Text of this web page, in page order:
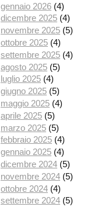
gennaio 2026 (4)
dicembre 2025 (4)
novembre 2025 (5)
ottobre 2025 (4)
settembre 2025 (4)
agosto 2025 (5)
luglio 2025 (4)
giugno 2025 (5)
maggio 2025 (4)
aprile 2025 (5)
marzo 2025 (5)
febbraio 2025 (4)
gennaio 2025 (4)
dicembre 2024 (5)
novembre 2024 (5)
ottobre 2024 (4)
settembre 2024 (5)